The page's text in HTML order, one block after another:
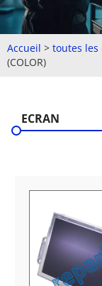
Accueil > toutes les
(COLOR)
ECRAN